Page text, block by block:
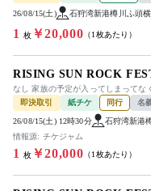
26/08/15(土) 石狩湾新港樽川ふ頭
1 枚￥20,000 （1枚あたり）
RISING SUN ROCK
なし 家族の予定が入ってしまってな
即決取引
紙チケ 同行 名
26/08/15(土) 12時30分
石狩湾新港
情報源: チケジャム
1 枚￥20,000 （1枚あたり）